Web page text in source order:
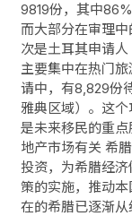
9819份，其中
而大部分在审理
次是土耳其申请人
主要集中在热门
请中，有8,829份
雅典区域）。这
是未来移民的重
地产市场有关 希
投资，为希腊经
策的实施，推动
在的希腊已逐渐